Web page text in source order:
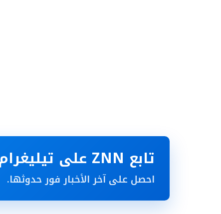
تابع ZNN على تيليغرام
احصل على آخر الأخبار فور حدوثها.